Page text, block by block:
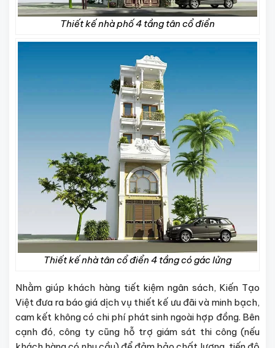
Thiết kế nhà phố 4 tầng tân cổ điển
Thiết kế nhà tân cổ điển 4 tầng có gác lửng
Nhằm giúp khách hàng tiết kiệm ngân sách, Kiến Tạo
Việt đưa ra báo giá dịch vụ thiết kế ưu đãi và minh bạch,
cam kết không có chi phí phát sinh ngoài hợp đồng. Bên
cạnh đó, công ty cũng hỗ trợ giám sát thi công (nếu